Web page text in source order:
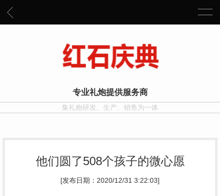
专业礼炮提供服务商
集礼炮研发、生产、销售为一体
他们圆了508个孩子的微心愿
[发布日期：2020/12/31 3:22:03]